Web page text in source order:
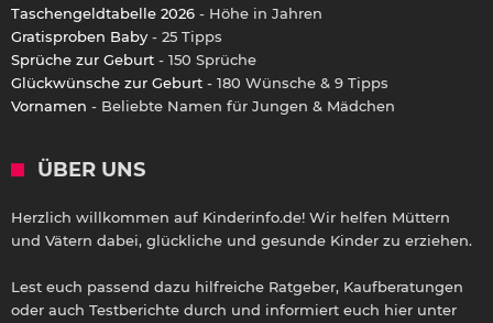
Taschengeldtabelle 2026 - Höhe in Jahren
Gratisproben Baby - 25 Tipps
Sprüche zur Geburt - 150 Sprüche
Glückwünsche zur Geburt - 180 Wünsche & 9 Tipps
Vornamen - Beliebte Namen für Jungen & Mädchen
ÜBER UNS
Herzlich willkommen auf Kinderinfo.de! Wir helfen Müttern
und Vätern dabei, glückliche und gesunde Kinder zu erziehen.
Lest euch passend dazu hilfreiche Ratgeber, Kaufberatungen
oder auch Testberichte durch und informiert euch hier unter